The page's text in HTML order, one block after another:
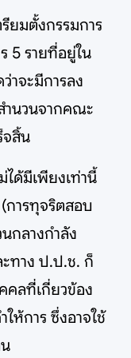
ยมตั้งกรรมการ
5 รายที่อยู่ใน
าจะมีการลง
ำนวนจากคณะ
จสิ้น
ได้มีเพียงเท่านี้
การทุจริตสอบ
กลางกำลัง
ทาง ป.ป.ช. ก็
ลที่เกี่ยวข้อง
ห้การ ซึ่งอาจใช้